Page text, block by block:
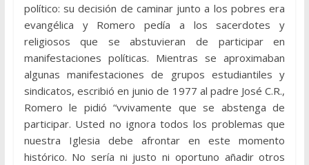
político: su decisión de caminar junto a los pobres era
evangélica y Romero pedía a los sacerdotes y
religiosos que se abstuvieran de participar en
manifestaciones políticas. Mientras se aproximaban
algunas manifestaciones de grupos estudiantiles y
sindicatos, escribió en junio de 1977 al padre José C.R.,
Romero le pidió “vvivamente que se abstenga de
participar. Usted no ignora todos los problemas que
nuestra Iglesia debe afrontar en este momento
histórico. No sería ni justo ni oportuno añadir otros